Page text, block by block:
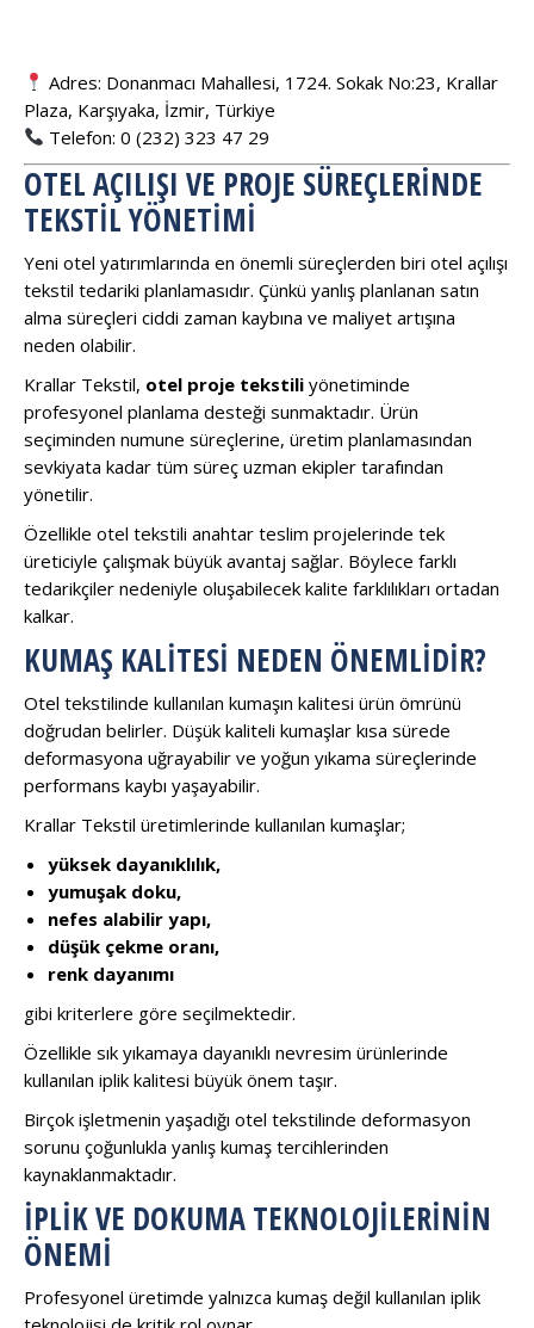
Adres: Donanmacı Mahallesi, 1724. Sokak No:23, Krallar
Plaza, Karşıyaka, İzmir, Türkiye
Telefon: 0 (232) 323 47 29
OTEL AÇILIŞI VE PROJE SÜREÇLERINDE
TEKSTIL YÖNETIMI
Yeni otel yatırımlarında en önemli süreçlerden biri otel açılışı
tekstil tedariki planlamasıdır. Çünkü yanlış planlanan satın
alma süreçleri ciddi zaman kaybına ve maliyet artışına
neden olabilir.
Krallar Tekstil, otel proje tekstili yönetiminde
profesyonel planlama desteği sunmaktadır. Ürün
seçiminden numune süreçlerine, üretim planlamasından
sevkiyata kadar tüm süreç uzman ekipler tarafından
yönetilir.
Özellikle otel tekstili anahtar teslim projelerinde tek
üreticiyle çalışmak büyük avantaj sağlar. Böylece farklı
tedarikçiler nedeniyle oluşabilecek kalite farklılıkları ortadan
kalkar.
KUMAŞ KALITESI NEDEN ÖNEMLIDIR?
Otel tekstilinde kullanılan kumaşın kalitesi ürün ömrünü
doğrudan belirler. Düşük kaliteli kumaşlar kısa sürede
deformasyona uğrayabilir ve yoğun yıkama süreçlerinde
performans kaybı yaşayabilir.
Krallar Tekstil üretimlerinde kullanılan kumaşlar;
yüksek dayanıklılık,
yumuşak doku,
nefes alabilir yapı,
düşük çekme oranı,
renk dayanımı
gibi kriterlere göre seçilmektedir.
Özellikle sık yıkamaya dayanıklı nevresim ürünlerinde
kullanılan iplik kalitesi büyük önem taşır.
Birçok işletmenin yaşadığı otel tekstilinde deformasyon
sorunu çoğunlukla yanlış kumaş tercihlerinden
kaynaklanmaktadır.
İPLIK VE DOKUMA TEKNOLOJILERININ
ÖNEMI
Profesyonel üretimde yalnızca kumaş değil kullanılan iplik